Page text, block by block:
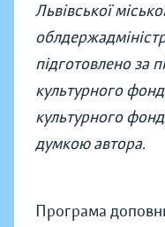
Львівської
підготовлено за
культурного
культурного
думкою автора.
Програма